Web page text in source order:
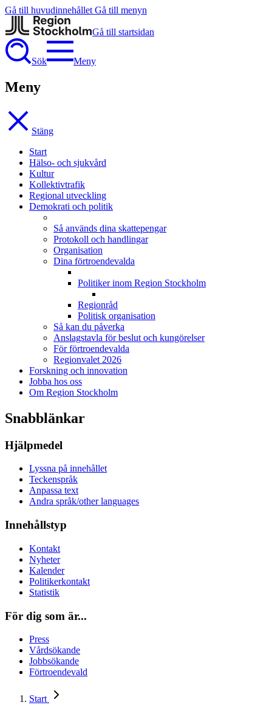
Gå till huvudinnehållet Gå till menyn
Gå till startsidan
Sök Meny
Meny
Stäng
Start
Hälso- och sjukvård
Kultur
Kollektivtrafik
Regional utveckling
Demokrati och politik
Så används dina skattepengar
Protokoll och handlingar
Organisation
Dina förtroendevalda
Politiker inom Region Stockholm
Regionråd
Politisk organisation
Så kan du påverka
Anslagstavla för beslut och kungörelser
För förtroendevalda
Regionvalet 2026
Forskning och innovation
Jobba hos oss
Om Region Stockholm
Snabblänkar
Hjälpmedel
Lyssna på innehållet
Teckenspråk
Anpassa text
Andra språk/other languages
Innehållstyp
Kontakt
Nyheter
Kalender
Politikerkontakt
Statistik
För dig som är...
Press
Vårdsökande
Jobbsökande
Förtroendevald
Start